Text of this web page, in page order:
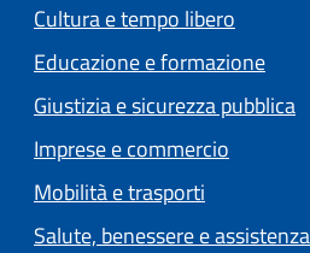
Cultura e tempo libero
Educazione e formazione
Giustizia e sicurezza pubblica
Imprese e commercio
Mobilità e trasporti
Salute, benessere e assistenza